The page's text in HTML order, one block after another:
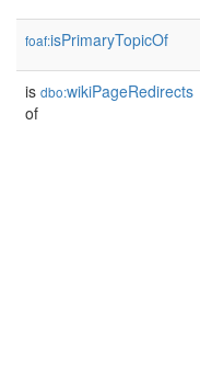
foaf:isPrimaryTopicOf
is dbo:wikiPageRedirects
of